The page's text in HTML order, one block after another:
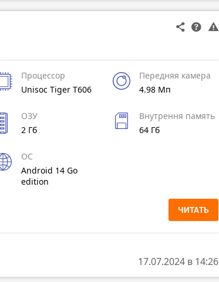
Процессор
Unisoc Tiger T606
Передняя камера
4.98 Мп
ОЗУ
2 Гб
Внутрення память
64 Гб
ОС
Android 14 Go
edition
ЧИТАТЬ
17.07.2024 в 14:26